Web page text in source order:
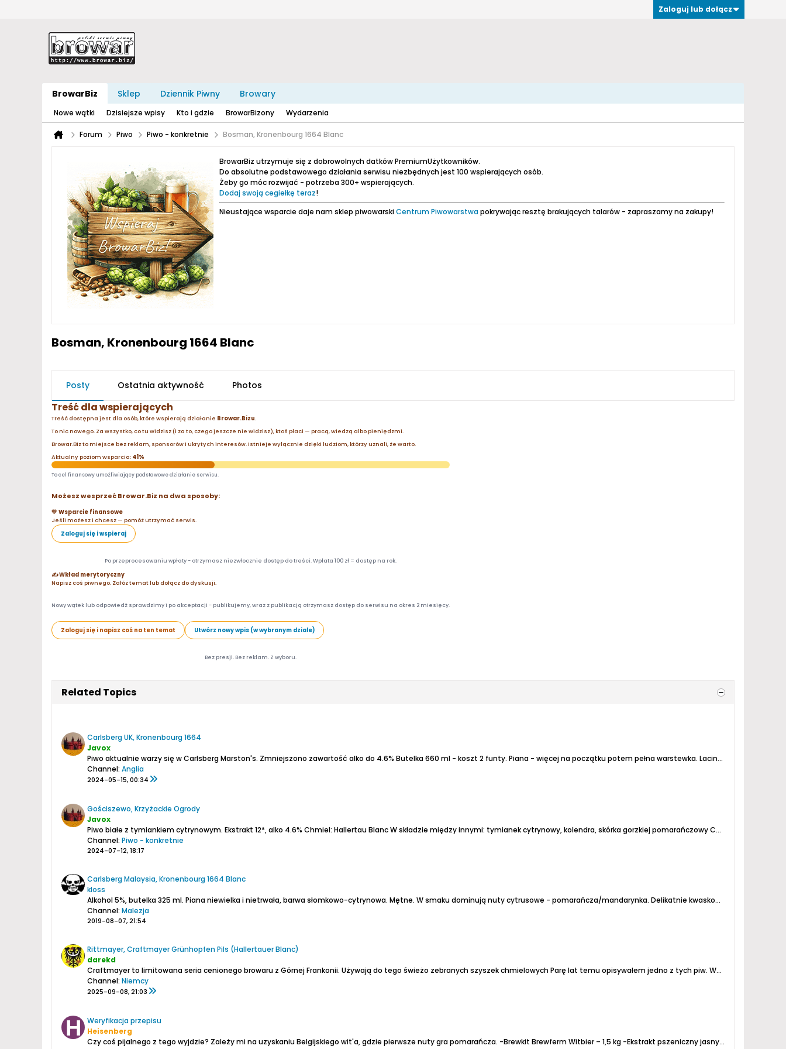
Zaloguj lub dołącz
BrowarBiz Sklep Dziennik Piwny Browary
Nowe wątki Dzisiejsze wpisy Kto i gdzie BrowarBizony Wydarzenia
Forum Piwo Piwo - konkretnie Bosman, Kronenbourg 1664 Blanc
BrowarBiz utrzymuje się z dobrowolnych datków PremiumUżytkowników.
Do absolutne podstawowego działania serwisu niezbędnych jest 100 wspierających osób.
Żeby go móc rozwijać - potrzeba 300+ wspierających.
Dodaj swoją cegiełkę teraz!
Nieustające wsparcie daje nam sklep piwowarskiCentrum Piwowarstwapokrywając resztę brakujących talarów - zapraszamy na zakupy!
Bosman, Kronenbourg 1664 Blanc
Posty Ostatnia aktywność Photos
Treść dla wspierających
Treść dostępna jest dla osób, które wspierają działanie Browar.Bizu.
To nic nowego. Za wszystko, co tu widzisz (i za to, czego jeszcze nie widzisz), ktoś płaci — pracą, wiedzą albo pieniędzmi.
Browar.Biz to miejsce bez reklam, sponsorów i ukrytych interesów. Istnieje wyłącznie dzięki ludziom, którzy uznali, że warto.
Aktualny poziom wsparcia: 41%
To cel finansowy umożliwiający podstawowe działanie serwisu.
Możesz wesprzeć Browar.Biz na dwa sposoby:
💛 Wsparcie finansowe
Jeśli możesz i chcesz — pomóż utrzymać serwis.
Zaloguj się i wspieraj
Po przeprocesowaniu wpłaty - otrzymasz niezwłocznie dostęp do treści. Wpłata 100 zł = dostęp na rok.
✍️ Wkład merytoryczny
Napisz coś piwnego. Załóż temat lub dołącz do dyskusji.
Nowy wątek lub odpowiedź sprawdzimy i po akceptacji - publikujemy, wraz z publikacją otrzymasz dostęp do serwisu na okres 2 miesięcy.
Zaloguj się i napisz coś na ten temat Utwórz nowy wpis (w wybranym dziale)
Bez presji. Bez reklam. Z wyboru.
Related Topics
Carlsberg UK, Kronenbourg 1664
Javox
Piwo aktualnie warzy się w Carlsberg Marston's. Zmniejszono zawartość alko do 4.6% Butelka 660 ml - koszt 2 funty. Piana - więcej na początku potem pełna warstewka. Lacing - trochę było.
Channel: Anglia
2024-05-15, 00:34
Gościszewo, Krzyżackie Ogrody
Javox
Piwo białe z tymiankiem cytrynowym. Ekstrakt 12*, alko 4.6% Chmiel: Hallertau BlancW składzie między innymi: tymianek cytrynowy, kolendra, skórka gorzkiej pomarańczowy Curacao.
Channel: Piwo - konkretnie
2024-07-12, 18:17
Carlsberg Malaysia, Kronenbourg 1664 Blanc
kloss
Alkohol 5%, butelka 325 ml. Piana niewielka i nietrwała, barwa słomkowo-cytrynowa. Mętne. W smaku dominują nuty cytrusowe - pomarańcza/mandarynka. Delikatnie kwaskowe z wyczuwalną niewielką goryczką.
Channel: Malezja
2019-08-07, 21:54
Rittmayer, Craftmayer Grünhopfen Pils (Hallertauer Blanc)
darekd
Craftmayer to limitowana seria cenionego browaru z Górnej Frankonii. Używają do tego świeżo zebranych szyszek chmielowychParę lat temu opisywałem jedno z tych piw. Wtedy był Pils był chmielony odmianą Mittelfrüh
Channel: Niemcy
2025-09-08, 21:03
Weryfikacja przepisu
Heisenberg
Czy coś pijalnego z tego wyjdzie? Zależy mi na uzyskaniu Belgijskiego wit'a, gdzie pierwsze nuty gra pomarańcza. -Brewkit Brewferm Witbier – 1,5 kg -Ekstrakt pszeniczny jasny suchy (DME) – 0,65 kg